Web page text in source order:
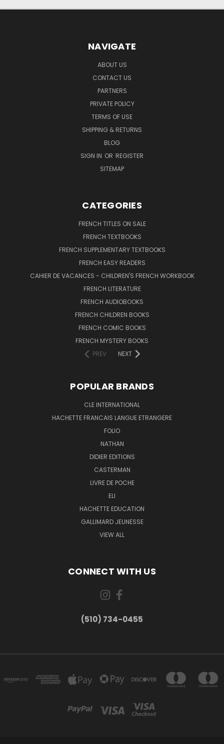
NAVIGATE
ABOUT US
CONTACT US
PARTNERS
PRIVATE POLICY
TERMS OF USE
SHIPPING & RETURNS
BLOG
SIGN IN OR REGISTER
SITEMAP
CATEGORIES
FRENCH TITLES ON SALE
FRENCH TEXTBOOKS
FRENCH SUPPLEMENTARY TEXTBOOKS
FRENCH EASY READERS
CAHIER DE VACANCES - CHILDREN'S FRENCH WORKBOOK
FRENCH LITERATURE
FRENCH AUDIOBOOKS
FRENCH CHILDREN BOOKS
FRENCH COMIC BOOKS
FRENCH MYSTERY BOOKS
PREV
NEXT
POPULAR BRANDS
CLE INTERNATIONAL
HACHETTE FRANCAIS LANGUE ETRANGERE
FOLIO
NATHAN
DIDIER EDITIONS
CASTERMAN
LIVRE DE POCHE
ELI
HACHETTE EDUCATION
GALLIMARD JEUNESSE
VIEW ALL
CONNECT WITH US
(510) 734-0455